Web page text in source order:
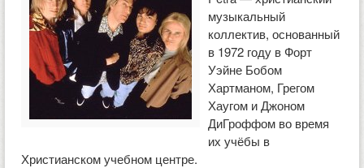
музыкальный
коллектив, основанный
в 1972 году в Форт
Уэйне Бобом
Хартманом, Грегом
Хаугом и Джоном
ДиГроффом во время
их учёбы в
Христианском учебном центре.